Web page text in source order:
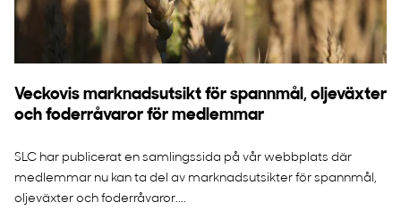
Veckovis marknadsutsikt för spannmål, oljeväxter
och foderråvaror för medlemmar
SLC har publicerat en samlingssida på vår webbplats där
medlemmar nu kan ta del av marknadsutsikter för spannmål,
oljeväxter och foderråvaror....